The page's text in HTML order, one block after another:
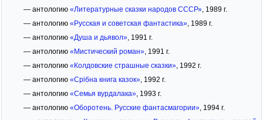
— антологию «Литературные сказки народов СССР», 1989 г.
— антологию «Русская и советская фантастика», 1989 г.
— антологию «Душа и дьявол», 1991 г.
— антологию «Мистический роман», 1991 г.
— антологию «Колдовские страшные сказки», 1992 г.
— антологию «Срібна книга казок», 1992 г.
— антологию «Семья вурдалака», 1993 г.
— антологию «Оборотень. Русские фантасмагории», 1994 г.